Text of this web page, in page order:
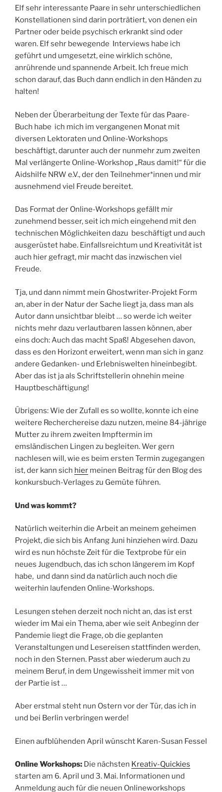
Elf sehr interessante Paare in sehr unterschiedlichen
Konstellationen sind darin porträtiert, von denen ein
Partner oder beide psychisch erkrankt sind oder
waren. Elf sehr bewegende Interviews habe ich
geführt und umgesetzt, eine wirklich schöne,
anrührende und spannende Arbeit. Ich freue mich
schon darauf, das Buch dann endlich in den Händen zu
halten!
Neben der Überarbeitung der Texte für das Paare-
Buch habe ich mich im vergangenen Monat mit
diversen Lektoraten und Online-Workshops
beschäftigt, darunter auch der nunmehr zum zweiten
Mal verlängerte Online-Workshop „Raus damit!“ für die
Aidshilfe NRW e.V., der den Teilnehmer*innen und mir
ausnehmend viel Freude bereitet.
Das Format der Online-Workshops gefällt mir
zunehmend besser, seit ich mich eingehend mit den
technischen Möglichkeiten dazu beschäftigt und auch
ausgerüstet habe. Einfallsreichtum und Kreativität ist
auch hier gefragt, mir macht das inzwischen viel
Freude.
Tja, und dann nimmt mein Ghostwriter-Projekt Form
an, aber in der Natur der Sache liegt ja, dass man als
Autor dann unsichtbar bleibt … so werde ich weiter
nichts mehr dazu verlautbaren lassen können, aber
eins doch: Auch das macht Spaß! Abgesehen davon,
dass es den Horizont erweitert, wenn man sich in ganz
andere Gedanken- und Erlebniswelten hineinbegibt.
Aber das ist ja als Schriftstellerin ohnehin meine
Hauptbeschäftigung!
Übrigens: Wie der Zufall es so wollte, konnte ich eine
weitere Recherchereise dazu nutzen, meine 84-jährige
Mutter zu ihrem zweiten Impftermin im
emsländischen Lingen zu begleiten. Wer gern
nachlesen will, wie es beim ersten Termin zugegangen
ist, der kann sich hier meinen Beitrag für den Blog des
konkursbuch-Verlages zu Gemüte führen.
Und was kommt?
Natürlich weiterhin die Arbeit an meinem geheimen
Projekt, die sich bis Anfang Juni hinziehen wird. Dazu
wird es nun höchste Zeit für die Textprobe für ein
neues Jugendbuch, das ich schon längerem im Kopf
habe, und dann sind da natürlich auch noch die
weiterhin laufenden Online-Workshops.
Lesungen stehen derzeit noch nicht an, das ist erst
wieder im Mai ein Thema, aber wie seit Anbeginn der
Pandemie liegt die Frage, ob die geplanten
Veranstaltungen und Lesereisen stattfinden werden,
noch in den Sternen. Passt aber wiederum auch zu
meinem Beruf, in dem Ungewissheit immer mit von
der Partie ist …
Aber erstmal steht nun Ostern vor der Tür, das ich in
und bei Berlin verbringen werde!
Einen aufblühenden April wünscht Karen-Susan Fessel
Online Workshops: Die nächsten Kreativ-Quickies
starten am 6. April und 3. Mai. Informationen und
Anmeldung auch für die neuen Onlineworkshops